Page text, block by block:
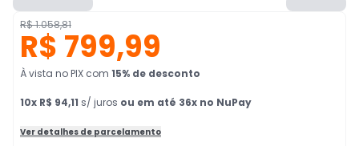
R$ 1.058,81
R$ 799,99
À vista no PIX com 15% de desconto
10x R$ 94,11 s/ juros ou em até 36x no NuPay
Ver detalhes de parcelamento